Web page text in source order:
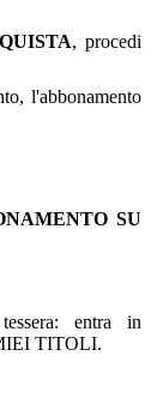
, procedi
l'abbonamento
SU
entra in
TITOLI.